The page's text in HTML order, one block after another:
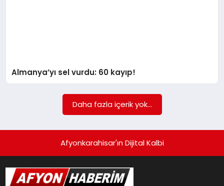
Almanya’yı sel vurdu: 60 kayıp!
Daha fazla içerik yok...
Afyonkarahisar'ın Dijital Kalbi